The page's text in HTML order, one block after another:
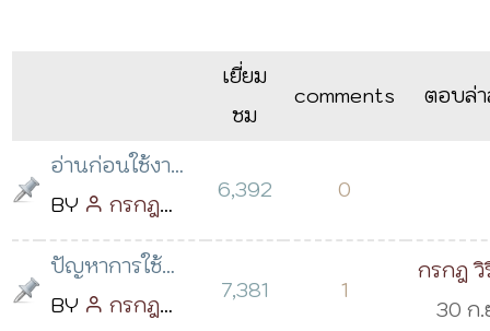
เยี่ยม
ชม
comments ตอบล่
อ่านก่อนใช้งาน
หมวดหมู่นี้
BY
กรกฎ
วิริยะ
โพสต์
เมื่อ 05 พ.ค.
6,392 0
ปัญหาการใช้
งานคชสารที่พบ
BY
กรกฎ
7,381 1
กรกฎ วิ
30 ก.